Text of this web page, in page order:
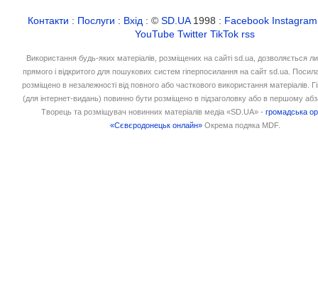
Контакти : Послуги : Вхід : ©SD.UA1998 : Facebook Instagram
YouTube Twitter TikTok rss
Використання будь-яких матеріалів, розміщених на сайті sd.ua, дозволяється
прямого і відкритого для пошукових систем гіперпосилання на сайт sd.ua.
розміщено в незалежності від повного або часткового використання матеріалів.
(для інтернет-видань) повинно бути розміщено в підзаголовку або в першому
Творець та розміщувач новинних матеріалів медіа «SD.UA» -громадська
«Сєвєродонецьк онлайн» Окрема подяка MDF.